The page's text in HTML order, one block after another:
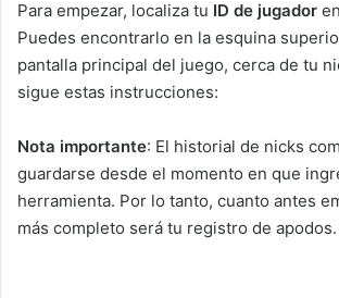
Para empezar, localiza tu ID de jugador
Puedes encontrarlo en la esquina
pantalla principal del juego, cerca de tu
sigue estas instrucciones:
Nota importante: El historial de nicks
guardarse desde el momento en que
herramienta. Por lo tanto, cuanto antes
más completo será tu registro de apodos.